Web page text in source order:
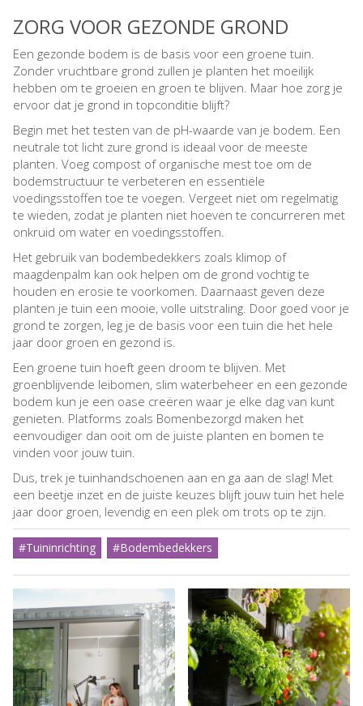
ZORG VOOR GEZONDE GROND
Een gezonde bodem is de basis voor een groene tuin.
Zonder vruchtbare grond zullen je planten het moeilijk
hebben om te groeien en groen te blijven. Maar hoe zorg je
ervoor dat je grond in topconditie blijft?
Begin met het testen van de pH-waarde van je bodem. Een
neutrale tot licht zure grond is ideaal voor de meeste
planten. Voeg compost of organische mest toe om de
bodemstructuur te verbeteren en essentiële
voedingsstoffen toe te voegen. Vergeet niet om regelmatig
te wieden, zodat je planten niet hoeven te concurreren met
onkruid om water en voedingsstoffen.
Het gebruik van bodembedekkers zoals klimop of
maagdenpalm kan ook helpen om de grond vochtig te
houden en erosie te voorkomen. Daarnaast geven deze
planten je tuin een mooie, volle uitstraling. Door goed voor je
grond te zorgen, leg je de basis voor een tuin die het hele
jaar door groen en gezond is.
Een groene tuin hoeft geen droom te blijven. Met
groenblijvende leibomen, slim waterbeheer en een gezonde
bodem kun je een oase creëren waar je elke dag van kunt
genieten. Platforms zoals Bomenbezorgd maken het
eenvoudiger dan ooit om de juiste planten en bomen te
vinden voor jouw tuin.
Dus, trek je tuinhandschoenen aan en ga aan de slag! Met
een beetje inzet en de juiste keuzes blijft jouw tuin het hele
jaar door groen, levendig en een plek om trots op te zijn.
#Tuininrichting #Bodembedekkers